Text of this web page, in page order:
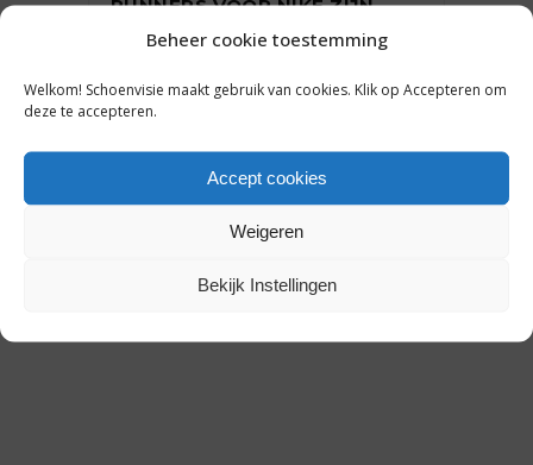
Beheer cookie toestemming
Welkom! Schoenvisie maakt gebruik van cookies. Klik op Accepteren om
deze te accepteren.
Accept cookies
Weigeren
Bekijk Instellingen
RUNNERS VOOR NIKE ZIJN,
ZIJN BACKPACKS VOOR ONS’